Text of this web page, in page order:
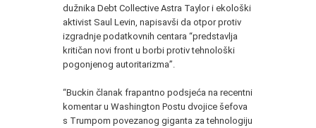
dužnika Debt Collective Astra Taylor i ekološki
aktivist Saul Levin, napisavši da otpor protiv
izgradnje podatkovnih centara “predstavlja
kritičan novi front u borbi protiv tehnološki
pogonjenog autoritarizma”.
“Buckin članak frapantno podsjeća na recentni
komentar u Washington Postu dvojice šefova
s Trumpom povezanog giganta za tehnologiju